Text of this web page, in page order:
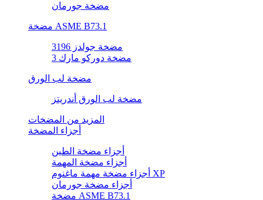
مضخة جورمان
مضخة ASME B73.1
مضخة جولدز 3196
مضخة دوركو مارك 3
مضخة لب الورق
مضخة لب الورق أندريتز
المزيد من المضخات
أجزاء المضخة
أجزاء مضخة الطين
أجزاء مضخة المهمة
أجزاء مضخة مهمة ماغنوم XP
أجزاء مضخة جورمان
مضخة ASME B73.1